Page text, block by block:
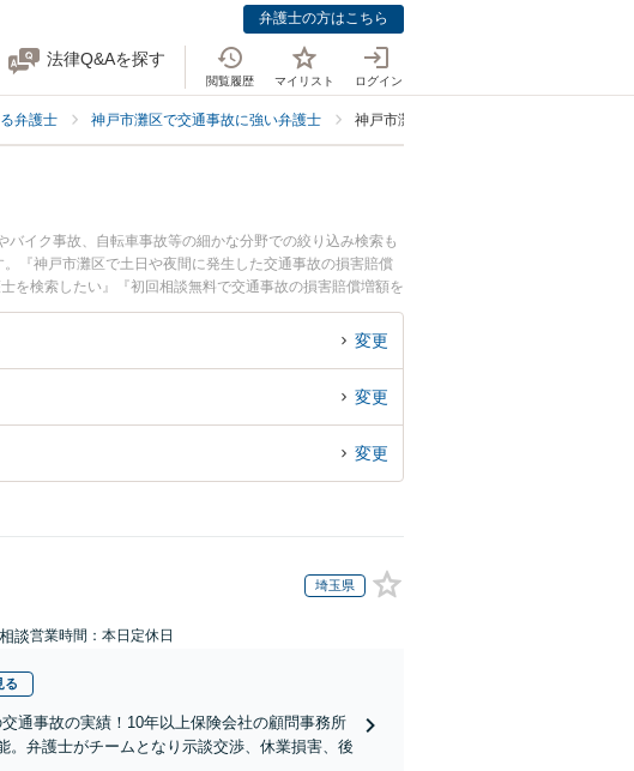
弁護士の方はこちら
法律Q&Aを探す
閲覧履歴 マイリスト ログイン
弁護士 神戸市灘区で交通事故に強い弁護士 神戸市灘区で損害賠償増額に強い弁護士
イク事故、自転車事故等の細かな分野での絞り込み検索も
『神戸市灘区で土日や夜間に発生した交通事故の損害賠償
を検索したい』『初回相談無料で交通事故の損害賠償増額を
変更
変更
変更
埼玉県
談営業時間：本日定休日
る
通事故の実績！10年以上保険会社の顧問事務所
弁護士がチームとなり示談交渉、休業損害、後